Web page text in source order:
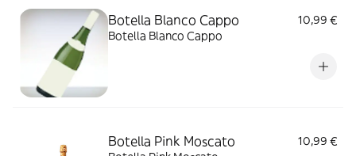
Botella Blanco Cappo
10,99 €
Botella Blanco Cappo
Botella Pink Moscato
10,99 €